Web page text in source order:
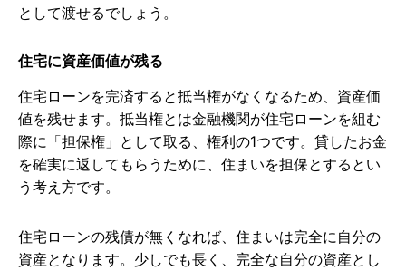
として渡せるでしょう。
住宅に資産価値が残る
住宅ローンを完済すると抵当権がなくなるため、資産価
値を残せます。抵当権とは金融機関が住宅ローンを組む
際に「担保権」として取る、権利の1つです。貸したお金
を確実に返してもらうために、住まいを担保とするとい
う考え方です。
住宅ローンの残債が無くなれば、住まいは完全に自分の
資産となります。少しでも長く、完全な自分の資産とし